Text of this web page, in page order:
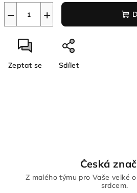
+
−
Zeptat se Sdílet
Česká
Z malého týmu pro Vaše velké
srdcem.